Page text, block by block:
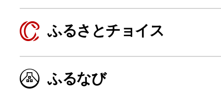
ふるさと納税徹底比較
寄付上限額シミュレーション
ふるさとチョイス
ふるなび